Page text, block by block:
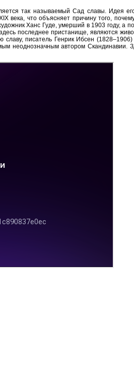
так называемый Сад славы. Идея
века, что объясняет причину того,
Ханс Гуде, умерший в 1903 году, а
последнее пристанище, являются
писатель Генрик Ибсен (1828–1906)
неоднозначным автором Скандинавии.